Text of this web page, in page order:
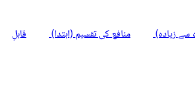
سے زیادہ) منافع کی تقسیم (ابتدا)
قابلِ